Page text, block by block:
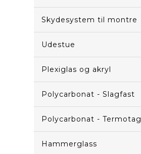
Skydesystem til montre
Udestue
Plexiglas og akryl
Polycarbonat - Slagfast
Polycarbonat - Termotag
Hammerglass